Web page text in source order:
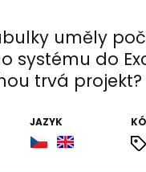
uměly
systému do
trvá projekt?
JAZYK